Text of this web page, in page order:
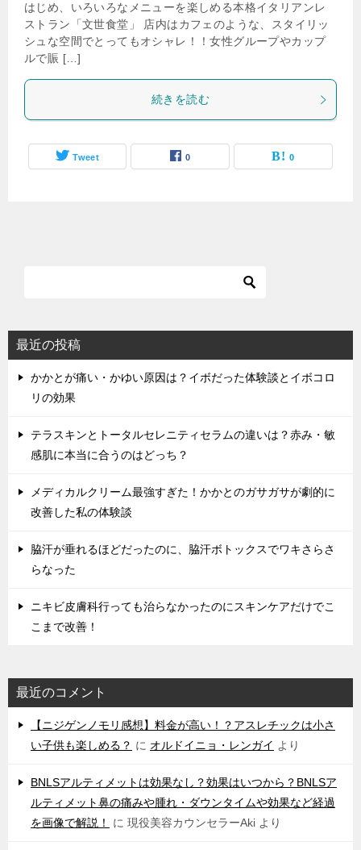
はじめ、いろいろなメニューを楽しめる本格イタリアンレ
ストラン「文世食堂」 店内はカフェのような、スタイリッ
シュな空間でとってもオシャレ！！女性グループやカップ
ルで賑 […]
続きを読む
Tweet 0 0
最近の投稿
かかとが痛い・かゆい原因は？イボだった体験談とイボコロ
リの効果
テラスキンとトータルセレニティセラムの違いは？赤み・敏
感肌に本当に合うのはどっち？
メディカルクリーム最強すぎた！かかとのガサガサが劇的に
改善した私の体験談
脇汗が垂れるほどだったのに、脇汗ボトックスでワキさらさ
らなった
ニキビ皮膚科行っても治らなかったのにスキンケアだけでこ
こまで改善！
最近のコメント
【ニジゲンノモリ感想】料金が高い！？アスレチックは小さ
い子供も楽しめる？ に オルドイニョ・レンガイ より
BNLSアルティメットは効果なし？効果はいつから？BNLSア
ルティメット鼻の痛みや腫れ・ダウンタイムや効果など経過
を画像で解説！
に 現役美容カウンセラーAki より